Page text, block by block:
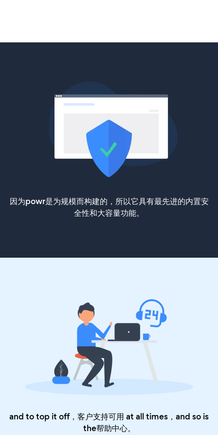
因为powr是为规模而构建的，所以它具有最先进的内置安
全性和大容量功能。
and to top it off，客户支持可用 at all times，and so is
the帮助中心。